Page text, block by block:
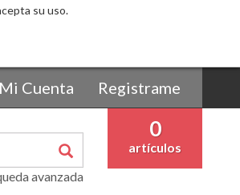
su uso.
Mi Cuenta Registrame
0
artículos
avanzada